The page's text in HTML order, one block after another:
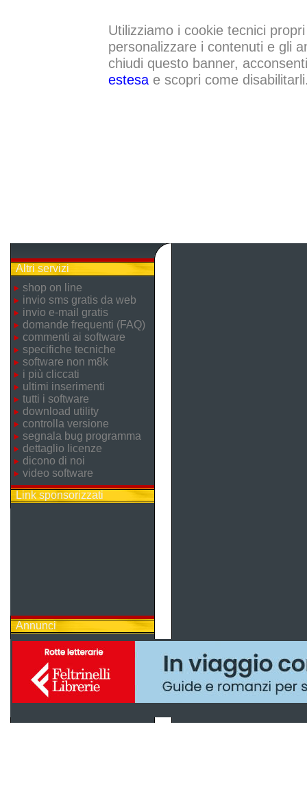
Utilizziamo i cookie tecnici
personalizzare i contenuti e gli
chiudi questo banner,
estesae scopri come
Altri servizi
shop on line
invio sms gratis da web
invio e-mail gratis
domande frequenti (FAQ)
commenti ai software
specifiche tecniche
software non m8k
i più cliccati
ultimi inserimenti
tutti i software
download utility
controlla versione
segnala bug programma
dettaglio licenze
dicono di noi
video software
Link sponsorizzati
Annunci